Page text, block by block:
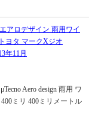
アロデザイン 雨用ワイ
ヨタ マークXジオ
年11月
Aero design 雨用 ワ
ミリ 400ミリメートル